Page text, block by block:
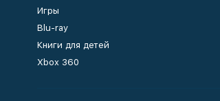
Игры
Blu-ray
Книги для детей
Xbox 360